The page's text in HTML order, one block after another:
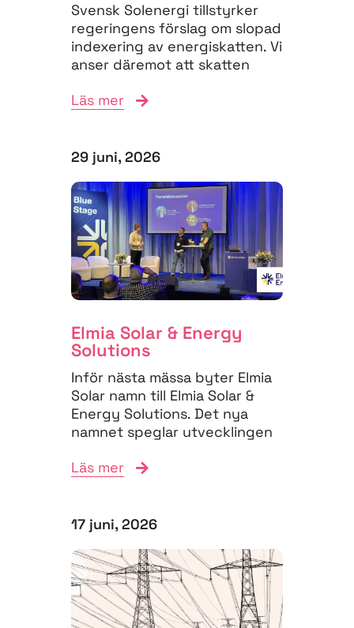
Svensk Solenergi tillstyrker
regeringens förslag om slopad
indexering av energiskatten. Vi
anser däremot att skatten
att...
Läs mer
29 juni, 2026
Elmia Solar & Energy
Solutions
Inför nästa mässa byter Elmia
Solar namn till Elmia Solar &
Energy Solutions. Det nya
namnet speglar utvecklingen
Läs mer
17 juni, 2026